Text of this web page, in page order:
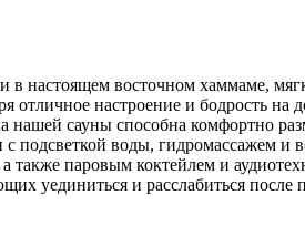
в настоящем восточном хаммаме,
отличное настроение и бодрость
сауны способна комфортно
подсветкой воды, гидромассажем и
паровым коктейлем и
уединиться и расслабиться